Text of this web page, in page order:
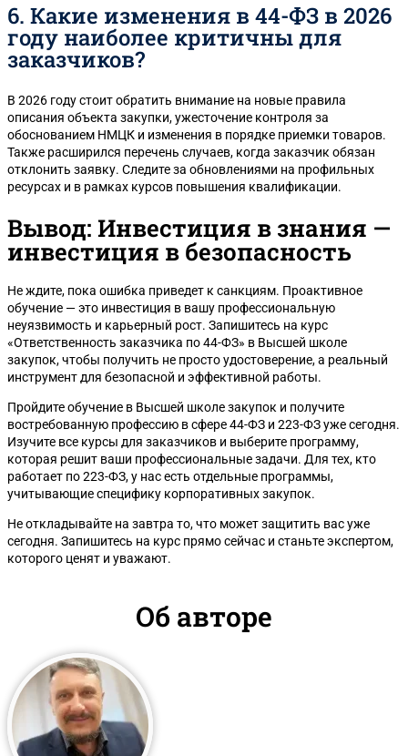
6. Какие изменения в 44-ФЗ в 2026
году наиболее критичны для
заказчиков?
В 2026 году стоит обратить внимание на новые правила
описания объекта закупки, ужесточение контроля за
обоснованием НМЦК и изменения в порядке приемки товаров.
Также расширился перечень случаев, когда заказчик обязан
отклонить заявку. Следите за обновлениями на профильных
ресурсах и в рамках курсов повышения квалификации.
Вывод: Инвестиция в знания —
инвестиция в безопасность
Не ждите, пока ошибка приведет к санкциям. Проактивное
обучение — это инвестиция в вашу профессиональную
неуязвимость и карьерный рост. Запишитесь на курс
«Ответственность заказчика по 44-ФЗ» в Высшей школе
закупок, чтобы получить не просто удостоверение, а реальный
инструмент для безопасной и эффективной работы.
Пройдите обучение в Высшей школе закупок и получите
востребованную профессию в сфере 44-ФЗ и 223-ФЗ уже сегодня.
Изучите все курсы для заказчиков и выберите программу,
которая решит ваши профессиональные задачи. Для тех, кто
работает по 223-ФЗ, у нас есть отдельные программы,
учитывающие специфику корпоративных закупок.
Не откладывайте на завтра то, что может защитить вас уже
сегодня. Запишитесь на курс прямо сейчас и станьте экспертом,
которого ценят и уважают.
Об авторе